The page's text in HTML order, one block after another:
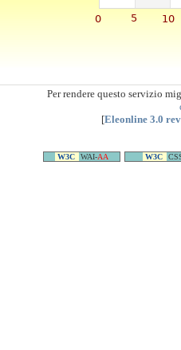
Per rendere questo servizio
[Eleonline 3.0
W3C WAI-AA W3C